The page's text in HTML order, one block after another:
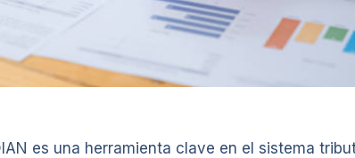
es una herramienta clave en el sistema